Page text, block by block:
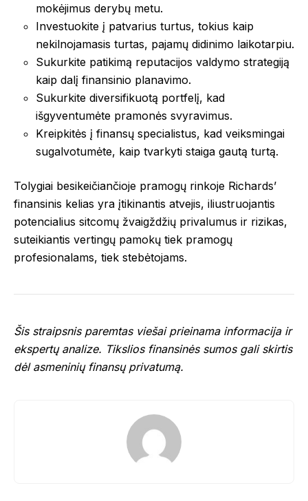
mokėjimus derybų metu.
Investuokite į patvarius turtus, tokius kaip
nekilnojamasis turtas, pajamų didinimo laikotarpiu.
Sukurkite patikimą reputacijos valdymo strategiją
kaip dalį finansinio planavimo.
Sukurkite diversifikuotą portfelį, kad
išgyventumėte pramonės svyravimus.
Kreipkitės į finansų specialistus, kad veiksmingai
sugalvotumėte, kaip tvarkyti staiga gautą turtą.
Tolygiai besikeičiančioje pramogų rinkoje Richards’
finansinis kelias yra įtikinantis atvejis, iliustruojantis
potencialius sitcomų žvaigždžių privalumus ir rizikas,
suteikiantis vertingų pamokų tiek pramogų
profesionalams, tiek stebėtojams.
Šis straipsnis paremtas viešai prieinama informacija ir
ekspertų analize. Tikslios finansinės sumos gali skirtis
dėl asmeninių finansų privatumą.